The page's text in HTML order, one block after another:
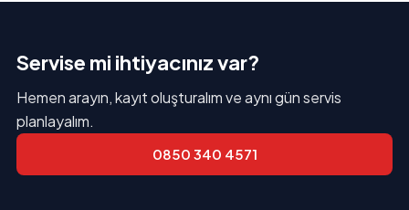
Servise mi ihtiyacınız var?
Hemen arayın, kayıt oluşturalım ve aynı gün servis
planlayalım.
0850 340 4571